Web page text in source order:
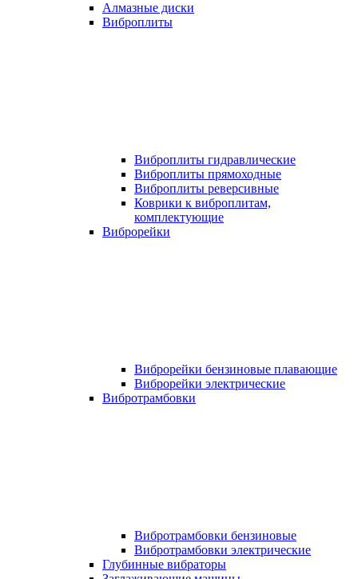
Алмазные диски
Виброплиты
Виброплиты гидравлические
Виброплиты прямоходные
Виброплиты реверсивные
Коврики к виброплитам,
комплектующие
Виброрейки
Виброрейки бензиновые плавающие
Виброрейки электрические
Вибротрамбовки
Вибротрамбовки бензиновые
Вибротрамбовки электрические
Глубинные вибраторы